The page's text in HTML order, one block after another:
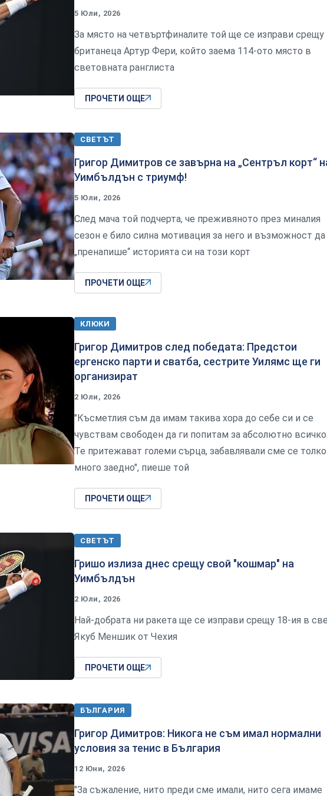
5 Юли, 2026
За място на четвъртфиналите той ще се изправи срещу
британеца Артур Фери, който заема 114-ото място в
световната ранглиста
ПРОЧЕТИ ОЩЕ
СВЕТЪТ
Григор Димитров се завърна на „Сентръл корт“
Уимбълдън с триумф!
5 Юли, 2026
След мача той подчерта, че преживяното през миналия
сезон е било силна мотивация за него и възможност да
„пренапише“ историята си на този корт
ПРОЧЕТИ ОЩЕ
КЛЮКИ
Григор Димитров след победата: Предстои
ергенско парти и сватба, сестрите Уилямс ще ги
организират
2 Юли, 2026
"Късметлия съм да имам такива хора до себе си и се
чувствам свободен да ги попитам за абсолютно
Те притежават големи сърца, забавлявали сме се
много заедно", пиеше той
ПРОЧЕТИ ОЩЕ
СВЕТЪТ
Гришо излиза днес срещу свой "кошмар" на
Уимбълдън
2 Юли, 2026
Най-добрата ни ракета ще се изправи срещу 18-ия в
Якуб Меншик от Чехия
ПРОЧЕТИ ОЩЕ
БЪЛГАРИЯ
Григор Димитров: Никога не съм имал нормални
условия за тенис в България
12 Юни, 2026
"За съжаление, нито преди сме имали, нито сега имаме